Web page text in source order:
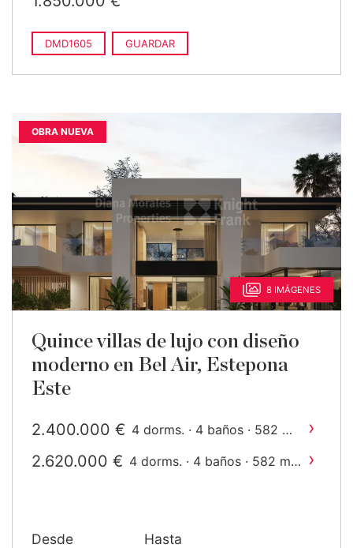
DMD1605 GUARDAR
OBRA NUEVA
8 IMÁGENES
Quince villas de lujo con diseño
moderno en Bel Air, Estepona
Este
2.400.000 € 4 dorms. · 4 baños · 582 m ›
2.620.000 € 4 dorms. · 4 baños · 582 m ›
Desde Hasta